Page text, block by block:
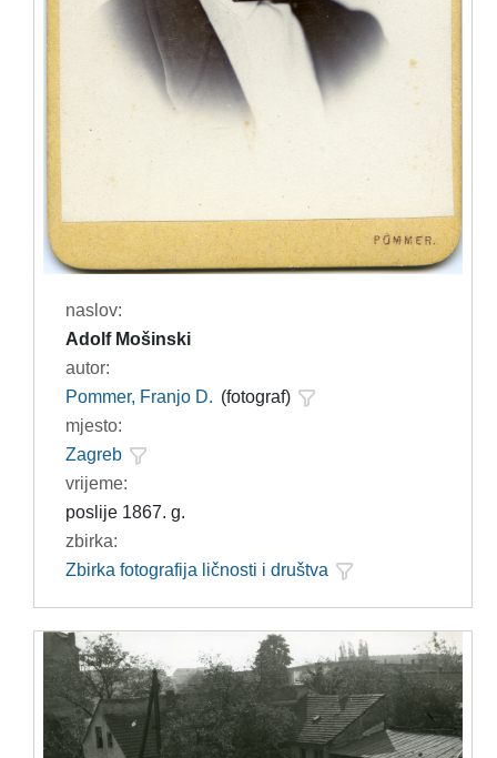
naslov:
Adolf Mošinski
autor:
Pommer, Franjo D. (fotograf)
mjesto:
Zagreb
vrijeme:
poslije 1867. g.
zbirka:
Zbirka fotografija ličnosti i društva